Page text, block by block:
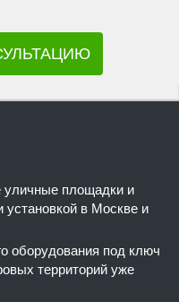
уличные площадки и
установкой в Москве и
оборудования под ключ
территорий уже